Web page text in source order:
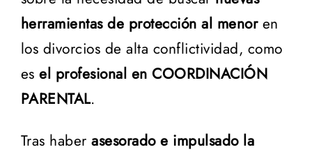
herramientas de protección al menoren
los divorcios de alta conflictividad, como
esel profesional en COORDINACIÓN
PARENTAL.
Tras haberasesorado e impulsado la